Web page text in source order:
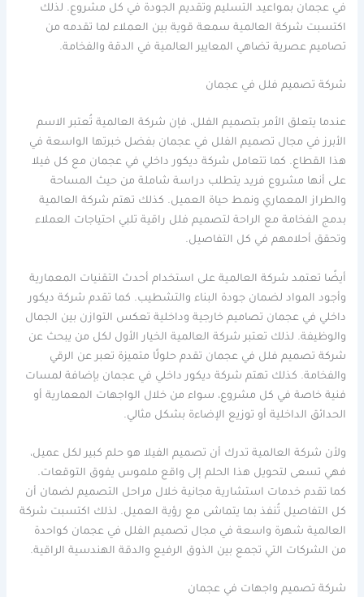
في عجمان بمواعيد التسليم وتقديم الجودة في كل مشروع. لذلك
اكتسبت شركة العالمية سمعة قوية بين العملاء لما تقدمه من
تصاميم عصرية تضاهي المعايير العالمية في الدقة والفخامة.
شركة تصميم فلل في عجمان
عندما يتعلق الأمر بتصميم الفلل، فإن شركة العالمية تُعتبر الاسم
الأبرز في مجال تصميم الفلل في عجمان بفضل خبرتها الواسعة في
هذا القطاع. كما تتعامل شركة ديكور داخلي في عجمان مع كل فيلا
على أنها مشروع فريد يتطلب دراسة شاملة من حيث المساحة
والطراز المعماري ونمط حياة العميل. كذلك تهتم شركة العالمية
بدمج الفخامة مع الراحة لتصميم فلل راقية تلبي احتياجات العملاء
وتحقق أحلامهم في كل التفاصيل.
أيضًا تعتمد شركة العالمية على استخدام أحدث التقنيات المعمارية
وأجود المواد لضمان جودة البناء والتشطيب. كما تقدم شركة ديكور
داخلي في عجمان تصاميم خارجية وداخلية تعكس التوازن بين الجمال
والوظيفة. لذلك تعتبر شركة العالمية الخيار الأول لكل من يبحث عن
شركة تصميم فلل في عجمان تقدم حلولًا متميزة تعبر عن الرقي
والفخامة. كذلك تهتم شركة ديكور داخلي في عجمان بإضافة لمسات
فنية خاصة في كل مشروع، سواء من خلال الواجهات المعمارية أو
الحدائق الداخلية أو توزيع الإضاءة بشكل مثالي.
ولأن شركة العالمية تدرك أن تصميم الفيلا هو حلم كبير لكل عميل،
فهي تسعى لتحويل هذا الحلم إلى واقع ملموس يفوق التوقعات.
كما تقدم خدمات استشارية مجانية خلال مراحل التصميم لضمان أن
كل التفاصيل تُنفذ بما يتماشى مع رؤية العميل. لذلك اكتسبت شركة
العالمية شهرة واسعة في مجال تصميم الفلل في عجمان كواحدة
من الشركات التي تجمع بين الذوق الرفيع والدقة الهندسية الراقية.
شركة تصميم واجهات في عجمان